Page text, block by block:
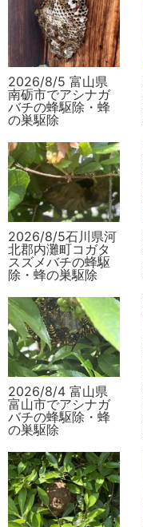
2026/8/5 富山県
南砺市でアシナガ
バチの蜂駆除・蜂
の巣駆除
2026/8/5石川県河
北郡内灘町コガタ
スズメバチの蜂駆
除・蜂の巣駆除
2026/8/4 富山県
富山市でアシナガ
バチの蜂駆除・蜂
の巣駆除